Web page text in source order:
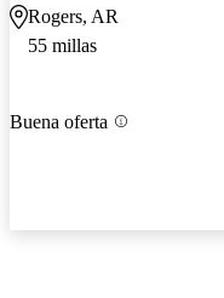
Rogers, AR
55 millas
Buena oferta